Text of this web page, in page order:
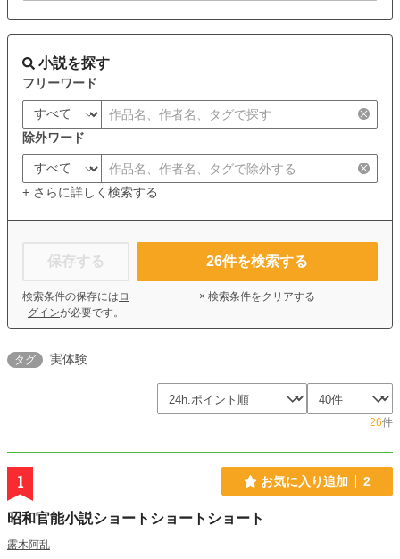
小説を探す
フリーワード
除外ワード
+ さらに詳しく検索する
保存する
検索条件の保存には ロ
グインが必要です。
26件を検索する
× 検索条件をクリアする
タグ 実体験
26件
1 お気に入り追加 2
昭和官能小説ショートショートショート
露木阿乱